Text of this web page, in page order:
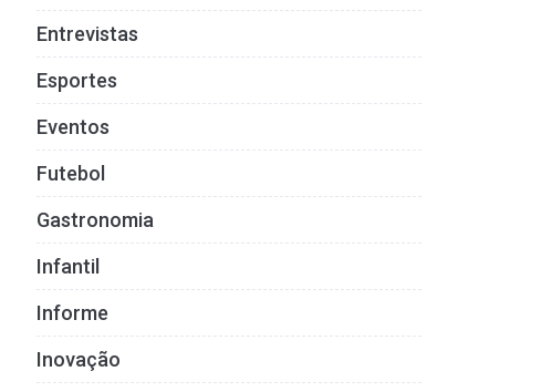
Entrevistas
Esportes
Eventos
Futebol
Gastronomia
Infantil
Informe
Inovação